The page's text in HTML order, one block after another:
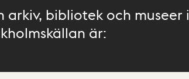
bibliotek och museer i
är: